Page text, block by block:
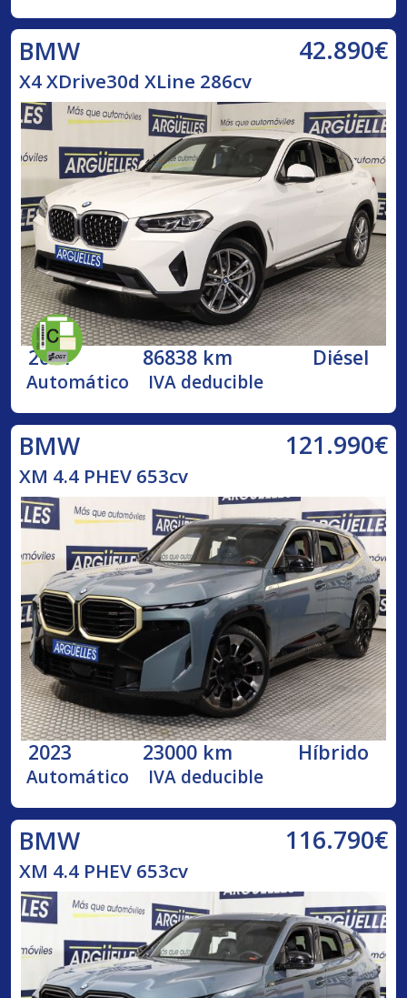
BMW 42.890€
X4 XDrive30d XLine 286cv
2021 86838 km Diésel
Automático IVA deducible
BMW 121.990€
XM 4.4 PHEV 653cv
2023 23000 km Híbrido
Automático IVA deducible
BMW 116.790€
XM 4.4 PHEV 653cv